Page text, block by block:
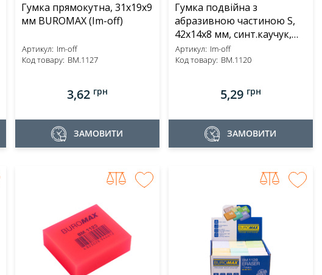
Гумка прямокутна, 31х19х9
мм BUROMAX (Im-off)
Артикул: Im-off
Код товару: BM.1127
3,62 грн
ЗАМОВИТИ
Гумка подвійна з
абразивною частиною S,
42x14x8 мм, синт.каучук,
червоно-синя BUROMAX
(Im-off)
Артикул: Im-off
Код товару: BM.1120
5,29 грн
ЗАМОВИТИ